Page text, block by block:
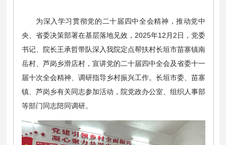
为深入学习贯彻党的二十届四中全会精神，推动党中
央、省委决策部署在基层落地见效，2025年12月2日，党委
书记、院长王承哲带队深入我院定点帮扶村长垣市苗寨镇南
岳村、芦岗乡滑店村，宣讲党的二十届四中全会及省委十一
届十次全会精神、调研指导乡村振兴工作。长垣市委、苗寨
镇、芦岗乡有关同志参加活动，院党政办公室、组织人事部
等部门同志陪同调研。